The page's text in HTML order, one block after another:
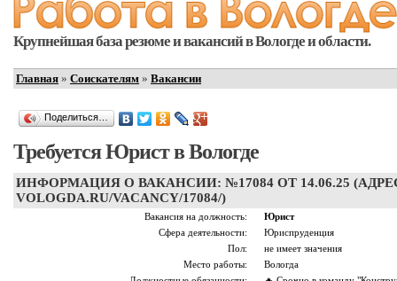
Крупнейшая база резюме и вакансий в Вологде и области.
Главная » Соискателям » Вакансии
Поделиться…
Требуется Юрист в Вологде
ИНФОРМАЦИЯ О ВАКАНСИИ: №17084 ОТ 14.06.25 (АДРЕС:
VOLOGDA.RU/VACANCY/17084/)
Вакансия на должность:
Юрист
Сфера деятельности:
Юриспруденция
Пол:
не имеет значения
Место работы:
Вологда